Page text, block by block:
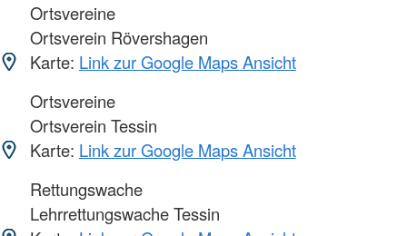
Ortsvereine
Ortsverein Rövershagen
Karte: Link zur Google Maps Ansicht
Ortsvereine
Ortsverein Tessin
Karte: Link zur Google Maps Ansicht
Rettungswache
Lehrrettungswache Tessin